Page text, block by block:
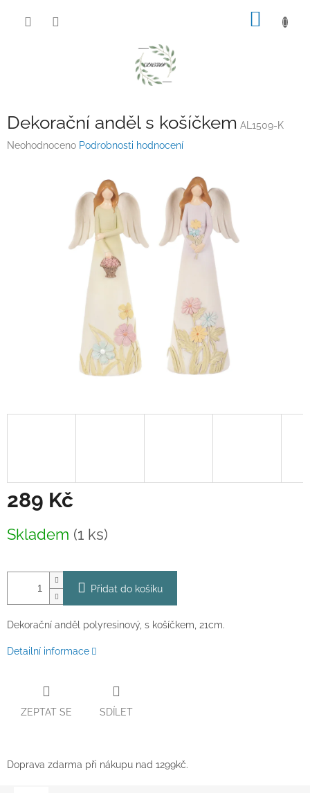
Dekorační anděl s košíčkem AL1509-K
Průměrné
Neohodnoceno Podrobnosti hodnocení
289 Kč
cena:
Skladem (1 ks)
Přidat do košíku
Dekorační anděl polyresinový, s košíčkem, 21cm.
Detailní informace
ZEPTAT SE SDÍLET
Doprava zdarma při nákupu nad 1299kč.